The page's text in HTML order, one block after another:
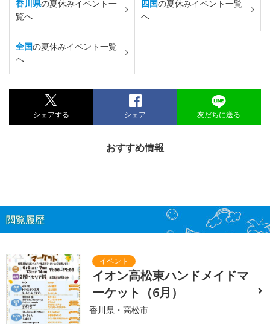
香川県の夏休みイベント一
覧へ
四国の夏休みイベント一覧
へ
全国の夏休みイベント一覧
へ
シェアする シェア 友だちに送る
おすすめ情報
閲覧履歴
イオン高松東ハンドメイドマ
ーケット（6月）
香川県・高松市